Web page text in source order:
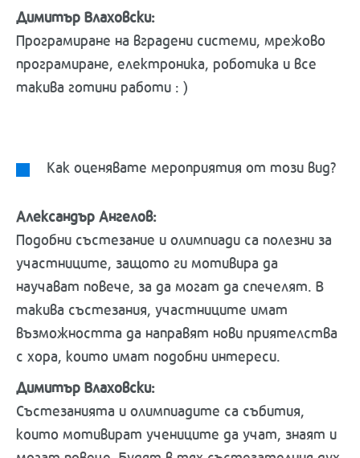
Димитър Влаховски:
Програмиране на вградени системи, мрежово
програмиране, електроника, роботика и все
такива готини работи : )
Как оценявате мероприятия от този вид?
Александър Ангелов:
Подобни състезание и олимпиади са полезни за
участниците, защото ги мотивира да
научават повече, за да могат да спечелят. В
такива състезания, участниците имат
възможността да направят нови приятелства
с хора, които имат подобни интереси.
Димитър Влаховски:
Състезанията и олимпиадите са събития,
които мотивират учениците да учат, знаят и